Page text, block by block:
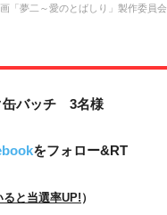
「夢二～愛のとばしり」製作委員会
缶バッチ 3名様
をフォロー&RT
と当選率UP! ）